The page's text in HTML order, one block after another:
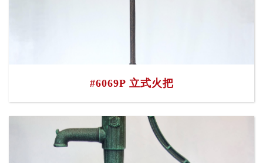
#6069P 立式火把